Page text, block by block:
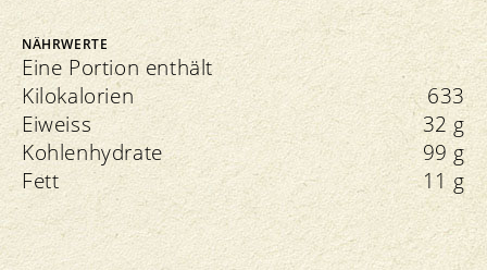
NÄHRWERTE
Eine Portion enthält
Kilokalorien
633
Eiweiss
32 g
Kohlenhydrate
99 g
Fett
11 g